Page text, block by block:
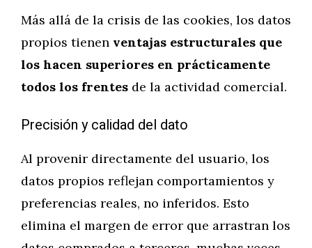
Más allá de la crisis de las cookies, los datos
propios tienen ventajas estructurales que
los hacen superiores en prácticamente
todos los frentes de la actividad comercial.
Precisión y calidad del dato
Al provenir directamente del usuario, los
datos propios reflejan comportamientos y
preferencias reales, no inferidos. Esto
elimina el margen de error que arrastran los